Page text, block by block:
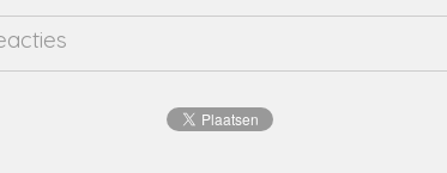
leverancier